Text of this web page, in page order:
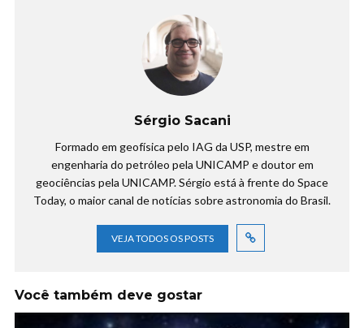
Sérgio Sacani
Formado em geofísica pelo IAG da USP, mestre em
engenharia do petróleo pela UNICAMP e doutor em
geociências pela UNICAMP. Sérgio está à frente do Space
Today, o maior canal de notícias sobre astronomia do Brasil.
VEJA TODOS OS POSTS
Você também deve gostar